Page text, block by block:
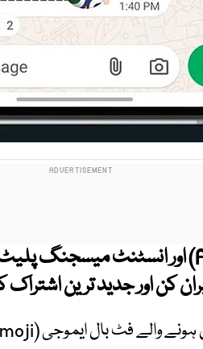
اور انسٹنٹ میسجنگ